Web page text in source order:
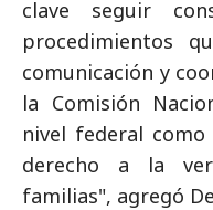
clave seguir
procedimientos
comunicación y
la Comisión
nivel federal
derecho a la
familias", agregó